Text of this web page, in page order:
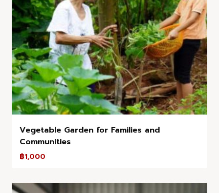
Vegetable Garden for Families and
Communities
฿1,000